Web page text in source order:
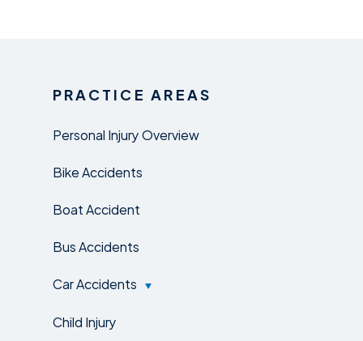
PRACTICE AREAS
Personal Injury Overview
Bike Accidents
Boat Accident
Bus Accidents
Car Accidents
Child Injury